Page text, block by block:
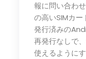
報に問い合わ
の高いSIMカー
発行済みの
再発行なしで
使えるように